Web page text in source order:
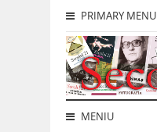
PRIMARY MENU
MENIU